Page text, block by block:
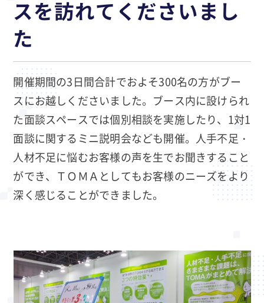
スを訪れてくださいまし
た
開催期間の3日間合計でおよそ300名の方がブー
スにお越しくださいました。ブース内に設けられ
た面談スペースでは個別相談を実施したり、1対1
面談に関するミニ説明会なども開催。人手不足・
人材不足に悩むお客様の声を生でお聞きすること
ができ、ＴＯＭＡとしてもお客様のニーズをより
深く感じることができました。